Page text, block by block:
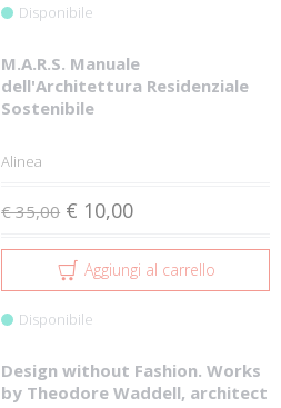
Disponibile
M.A.R.S. Manuale
dell'Architettura Residenziale
Sostenibile
Alinea
€ 35,00 € 10,00
Aggiungi al carrello
Disponibile
Design without Fashion. Works
by Theodore Waddell, architect